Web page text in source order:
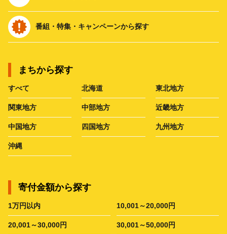
番組・特集・キャンペーンから探す
まちから探す
すべて 北海道 東北地方
関東地方 中部地方 近畿地方
中国地方 四国地方 九州地方
沖縄
寄付金額から探す
1万円以内 10,001～20,000円
20,001～30,000円 30,001～50,000円